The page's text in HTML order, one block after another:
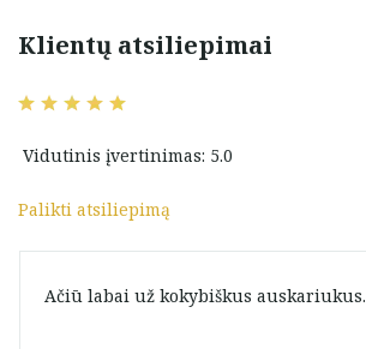
Klientų atsiliepimai
Vidutinis įvertinimas: 5.0
Palikti atsiliepimą
Ačiū labai už kokybiškus auskariukus.